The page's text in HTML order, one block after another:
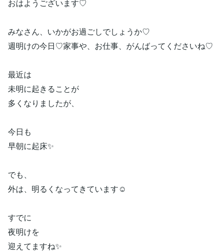
おはようございます♡
みなさん、いかがお過ごしでしょうか♡
週明けの今日♡家事や、お仕事、がんばってくださいね♡
最近は
未明に起きることが
多くなりましたが、
今日も
早朝に起床✨
でも、
外は、明るくなってきています☺️
すでに
夜明けを
迎えてますね✨